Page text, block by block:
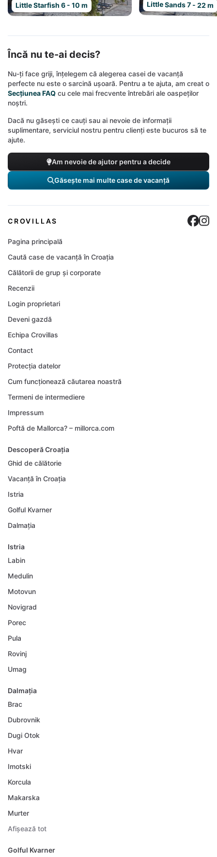
Little Starfish 6 - 10 m Little Sands 7 - 22 m
Încă nu te-ai decis?
Nu-ți face griji, înțelegem că alegerea casei de vacanță
perfecte nu este o sarcină ușoară. Pentru a te ajuta, am creat o
Secțiunea FAQ cu cele mai frecvente întrebări ale oaspeților
noștri.
Dacă nu găsești ce cauți sau ai nevoie de informații
suplimentare, serviciul nostru pentru clienți este bucuros să te
ajute.
Am nevoie de ajutor pentru a decide
Găsește mai multe case de vacanță
CROVILLAS
Pagina principală
Caută case de vacanță în Croația
Călătorii de grup și corporate
Recenzii
Login proprietari
Deveni gazdă
Echipa Crovillas
Contact
Protecția datelor
Cum funcționează căutarea noastră
Termeni de intermediere
Impressum
Poftă de Mallorca? – millorca.com
Descoperă Croația
Ghid de călătorie
Vacanță în Croația
Istria
Golful Kvarner
Dalmația
Istria
Labin
Medulin
Motovun
Novigrad
Porec
Pula
Rovinj
Umag
Dalmația
Brac
Dubrovnik
Dugi Otok
Hvar
Imotski
Korcula
Makarska
Murter
Afișează tot
Golful Kvarner